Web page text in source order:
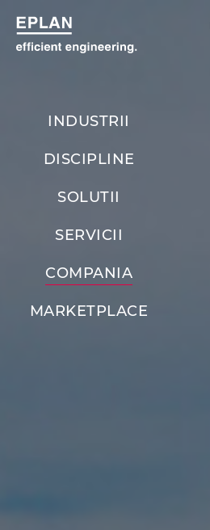
INDUSTRII
DISCIPLINE
SOLUTII
SERVICII
COMPANIA
MARKETPLACE